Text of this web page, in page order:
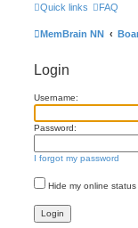
Quick links FAQ
MemBrain NN
Login
Username:
Password:
I forgot my password
Hide my online status